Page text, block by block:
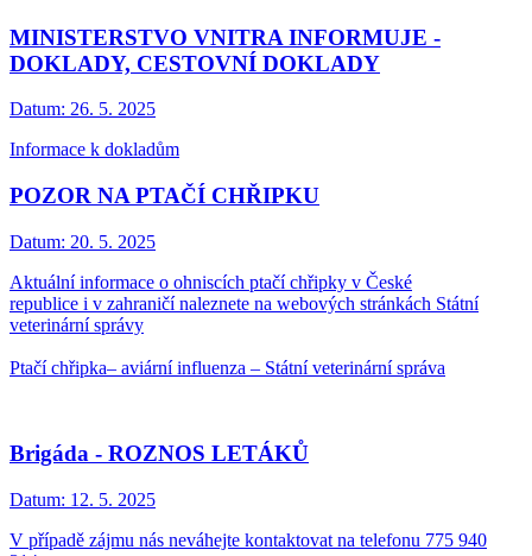
MINISTERSTVO VNITRA INFORMUJE -
DOKLADY, CESTOVNÍ DOKLADY
Datum: 26. 5. 2025
Informace k dokladům
POZOR NA PTAČÍ CHŘIPKU
Datum: 20. 5. 2025
Aktuální informace o ohniscích ptačí chřipky v České
republice i v zahraničí naleznete na webových stránkách Státní
veterinární správy
Ptačí chřipka– aviární influenza – Státní veterinární správa
Brigáda - ROZNOS LETÁKŮ
Datum: 12. 5. 2025
V případě zájmu nás neváhejte kontaktovat na telefonu 775 940